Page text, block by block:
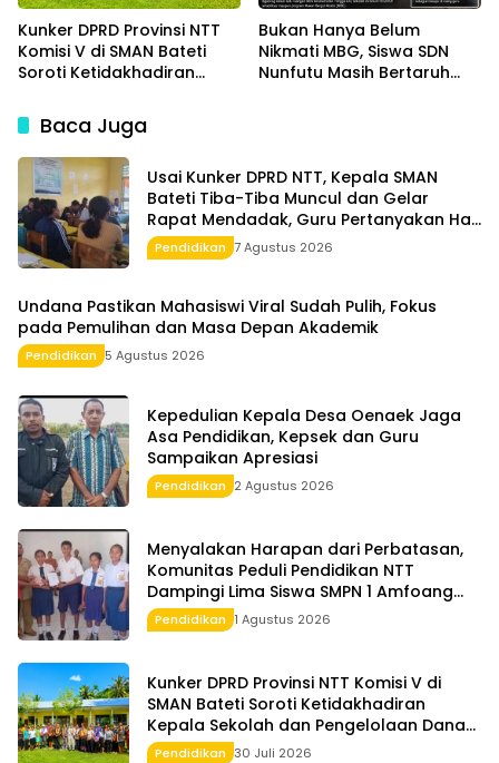
Kunker DPRD Provinsi NTT
Komisi V di SMAN Bateti
Soroti Ketidakhadiran
Pengelolaan Dana BOS
Bukan Hanya Belum
Nikmati MBG, Siswa SDN
Nunfutu Masih Bertaruh
Baca Juga
Usai Kunker DPRD NTT, Kepala SMAN
Bateti Tiba-Tiba Muncul dan Gelar
Rapat Mendadak, Guru Pertanyakan Hak
15 Persen yang Belum Dibayar
Pendidikan 7 Agustus 2026
Undana Pastikan Mahasiswi Viral Sudah Pulih, Fokus
pada Pemulihan dan Masa Depan Akademik
Pendidikan 5 Agustus 2026
Kepedulian Kepala Desa Oenaek Jaga
Asa Pendidikan, Kepsek dan Guru
Sampaikan Apresiasi
Pendidikan 2 Agustus 2026
Menyalakan Harapan dari Perbatasan,
Komunitas Peduli Pendidikan NTT
Dampingi Lima Siswa SMPN 1 Amfoang
Timur
Pendidikan 1 Agustus 2026
Kunker DPRD Provinsi NTT Komisi V di
SMAN Bateti Soroti Ketidakhadiran
Kepala Sekolah dan Pengelolaan Dana
BOS
Pendidikan 30 Juli 2026